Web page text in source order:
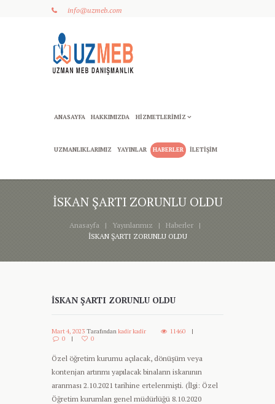
info@uzmeb.com
ANASAYFA HAKKIMIZDA HIZMETLERIMIZ
UZMANLIKLARIMIZ YAYINLAR HABERLER İLETIŞIM
İSKAN ŞARTI ZORUNLU OLDU
Anasayfa Yayınlarımız
Haberler
İSKAN ŞARTI ZORUNLU OLDU
İSKAN ŞARTI ZORUNLU OLDU
Mart 4, 2023 Tarafındankadir kadir
11460
0
0
Özel öğretim kurumu açılacak, dönüşüm veya
kontenjan artırımı yapılacak binaların iskanının
aranması 2.10.2021 tarihine ertelenmişti. (İlgi: Özel
Öğretim kurumları genel müdürlüğü 8.10.2020